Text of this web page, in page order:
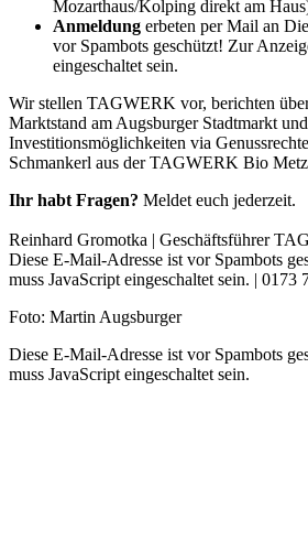
Mozarthaus/Kolping direkt am
Anmeldung erbeten per Mail an
vor Spambots geschützt! Zur
eingeschaltet sein.
Wir stellen TAGWERK vor, berichten
Marktstand am Augsburger Stadtmarkt
Investitionsmöglichkeiten via
Schmankerl aus der TAGWERK Bio
Ihr habt Fragen? Meldet euch jederzeit.
Reinhard Gromotka | Geschäftsführer
Diese E-Mail-Adresse ist vor Spambots
muss JavaScript eingeschaltet sein. | 0173
Foto: Martin Augsburger
Diese E-Mail-Adresse ist vor Spambots
muss JavaScript eingeschaltet sein.